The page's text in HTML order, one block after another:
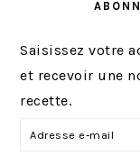
Saisissez votre
et recevoir une
recette.